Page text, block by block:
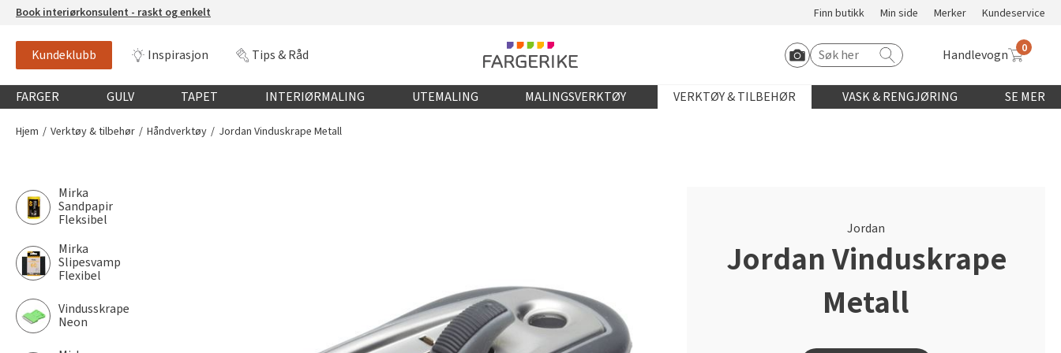
Book interiørkonsulent - raskt og enkelt Finn butikk Min side Merker Kundeservice
Kundeklubb Inspirasjon Tips & Råd Start Roomvo
Søk etter: Handlevogn 0
Globalnavigasjon mobil
FARGER GULV TAPET INTERIØRMALING UTEMALING MALINGSVERKTØY VERKTØY & TILBEHØR VASK & RENGJØRING SE MER
Hjem Verktøy & tilbehør Håndverktøy Jordan Vinduskrape Metall
Mirka
Sandpapir
Fleksibel
Mirka
Slipesvamp
Flexibel
Vindusskrape
Neon
Jordan
Jordan Vinduskrape
Metall